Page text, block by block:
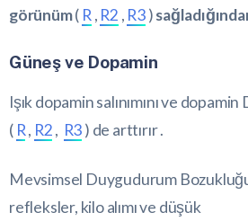
görünüm( R, R2 , R3)
Güneş ve Dopamin
Işık dopamin salınımını ve
( R, R2, R3) de arttırır .
Mevsimsel Duygudurum
refleksler, kilo alımı ve düşük